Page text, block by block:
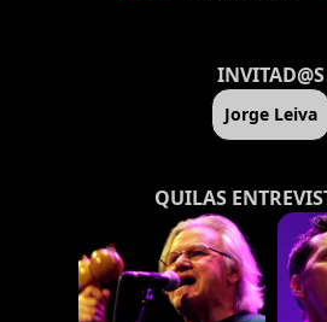
INVITAD@S
Jorge Leiva
QUILAS